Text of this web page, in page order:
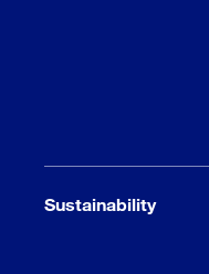
Sustainability